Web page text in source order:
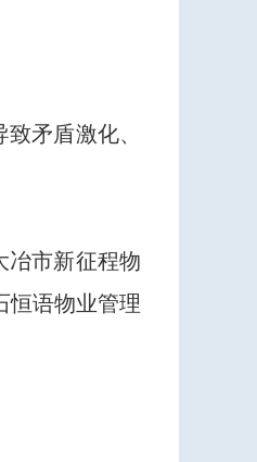
矛盾激化、
冶市新征程物
恒语物业管理